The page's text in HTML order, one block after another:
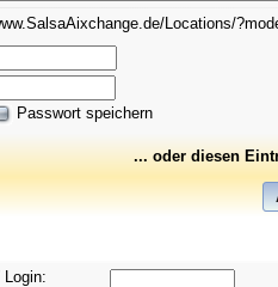
Locations/
Passwort speichern
... oder diesen